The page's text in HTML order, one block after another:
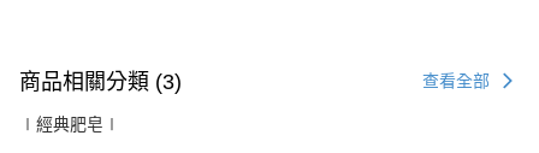
商品相關分類 (3) 查看全部
∣經典肥皂∣